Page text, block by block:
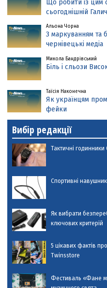
Що робити із цим
сьогоднішній
Альона Чорна
З маркуванням та
чернівецькі медіа
Микола Бандрівський
Біль і сльози
Таїсія Наконечна
Як українцям
фейки
Вибір редакції
Тактичні годинники
Спортивні
Як вибрати
ключових критерій
5 цікавих фактів
Twinsstore
Фестиваль «Фане